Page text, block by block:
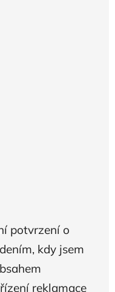
potvrzení o
kdy jsem
reklamace